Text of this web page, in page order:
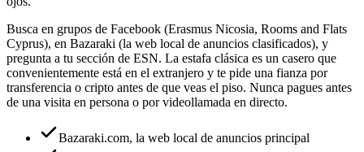
Busca en grupos de Facebook (Erasmus Nicosia, Rooms and Flats
Cyprus), en Bazaraki (la web local de anuncios clasificados), y
pregunta a tu sección de ESN. La estafa clásica es un casero que
convenientemente está en el extranjero y te pide una fianza por
transferencia o cripto antes de que veas el piso. Nunca pagues antes
de una visita en persona o por videollamada en directo.
Bazaraki.com, la web local de anuncios principal